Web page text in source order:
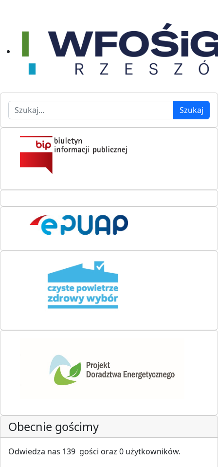
Szukaj Szukaj
Obecnie gościmy
Odwiedza nas 139 gości oraz 0 użytkowników.